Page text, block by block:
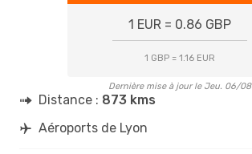
1 EUR = 0.86 GBP
1 GBP = 1.16 EUR
Dernière mise à jour le Jeu. 06/08
Distance : 873 kms
Aéroports de Lyon